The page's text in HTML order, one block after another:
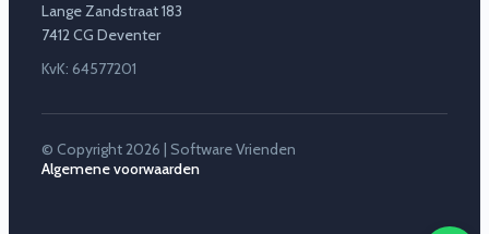
Lange Zandstraat 183
7412 CG Deventer
KvK: 64577201
© Copyright 2026 | Software Vrienden
Algemene voorwaarden